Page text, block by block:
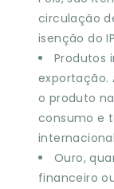
circulação
isenção do
Produtos
exportação.
o produto
consumo e
Ouro,
financeiro